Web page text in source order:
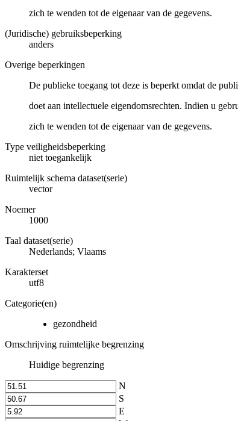
zich te wenden tot de eigenaar van de gegevens.
(Juridische) gebruiksbeperking
anders
Overige beperkingen
De publieke toegang tot deze is beperkt omdat de
doet aan intellectuele eigendomsrechten. Indien u
zich te wenden tot de eigenaar van de gegevens.
Type veiligheidsbeperking
niet toegankelijk
Ruimtelijk schema dataset(serie)
vector
Noemer
1000
Taal dataset(serie)
Nederlands; Vlaams
Karakterset
utf8
Categorie(en)
gezondheid
Omschrijving ruimtelijke begrenzing
Huidige begrenzing
N
S
E